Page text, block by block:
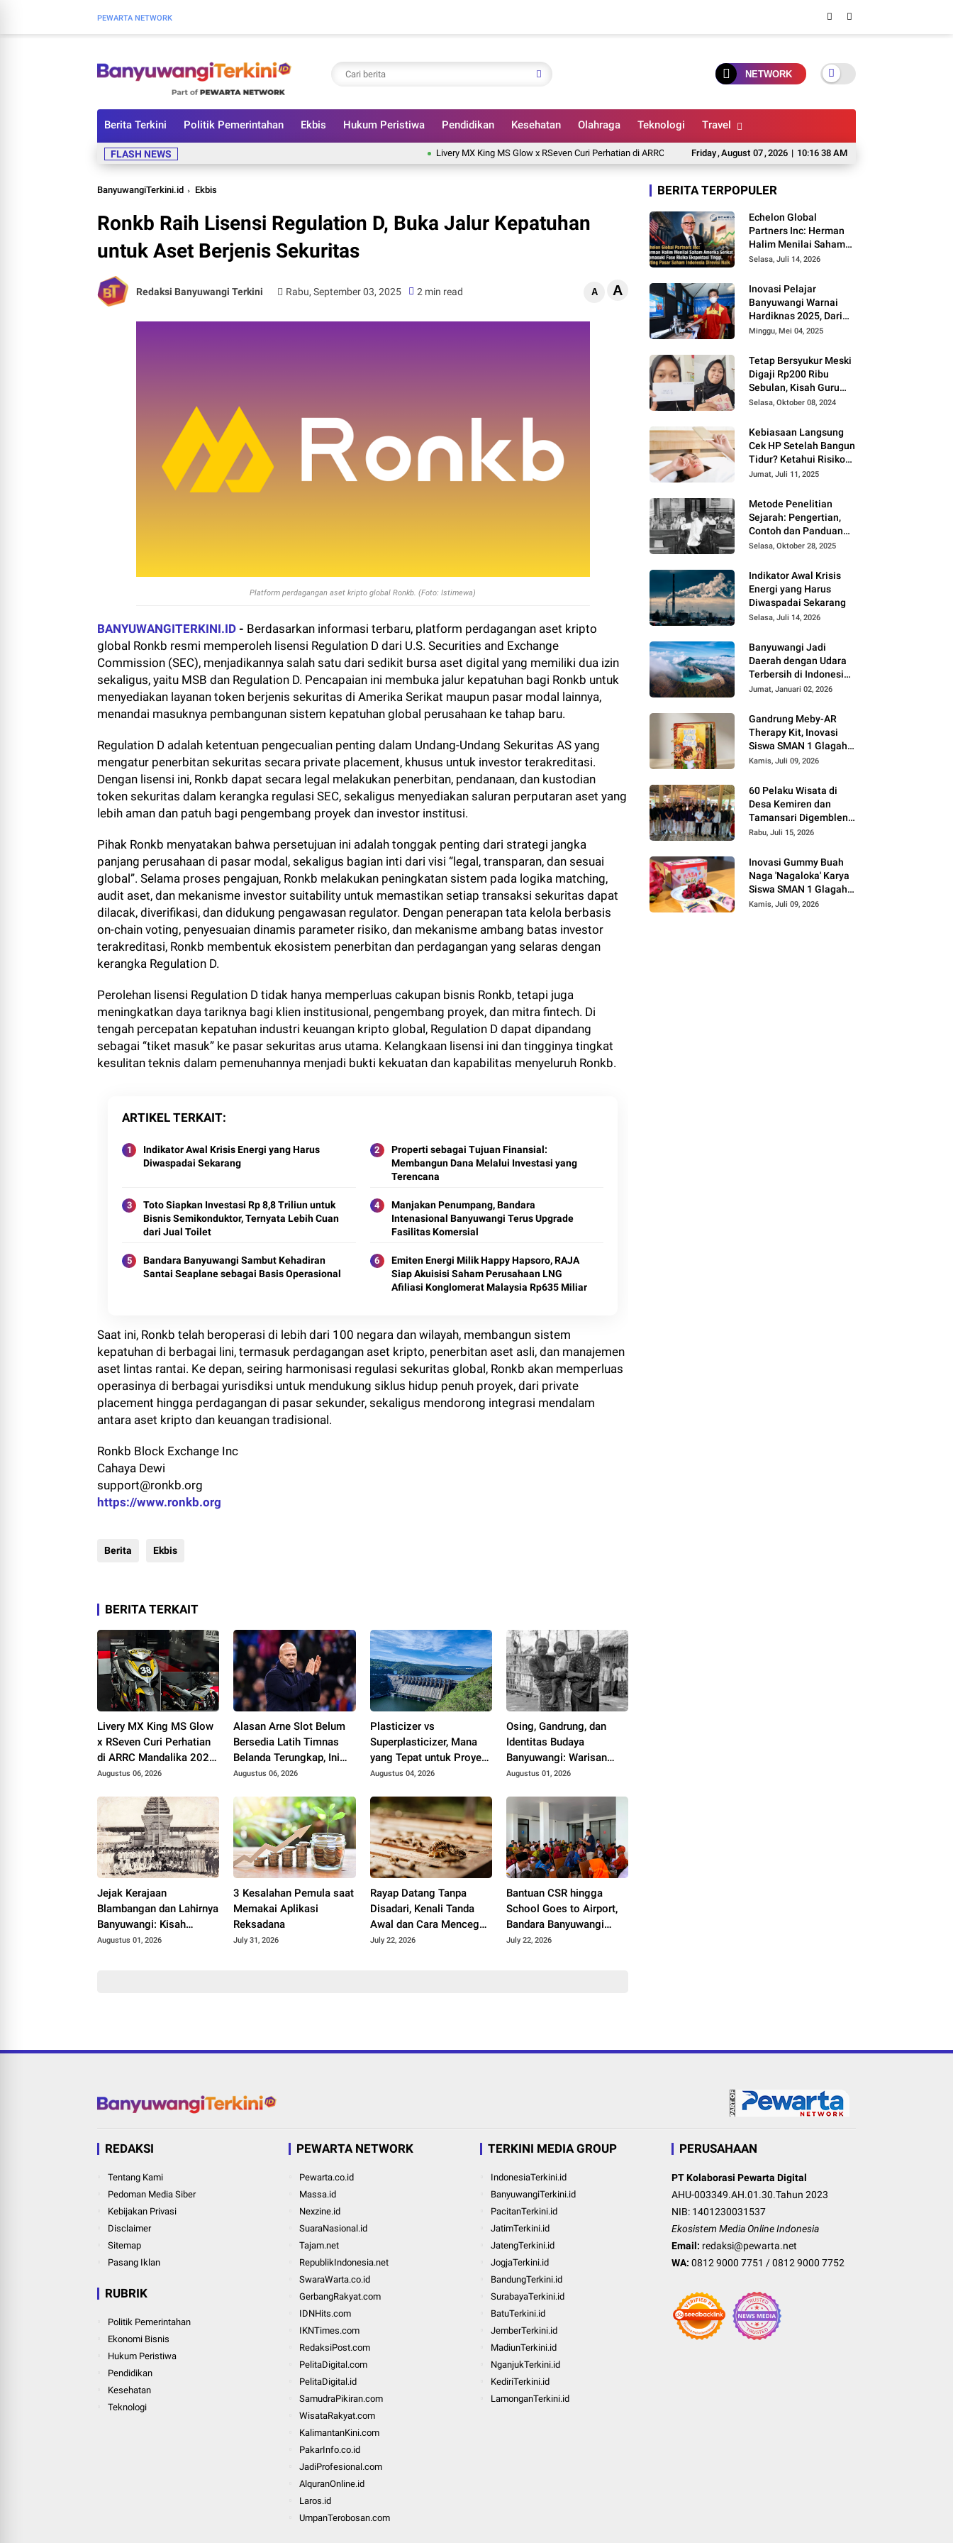
PEWARTA NETWORK
NETWORK
Berita Terkini Politik Pemerintahan Ekbis Hukum Peristiwa Pendidikan Kesehatan Olahraga Teknologi Travel
Friday,August 07,2026 | 10:16 38 AM
FLASH NEWS Livery MX King MS Glow x RSeven Curi Perhatian di ARRC Mandalika 2026, Wawan Wello Siap Bertarung Alasan Arne Slot Belum
BanyuwangiTerkini.id Ekbis
Ronkb Raih Lisensi Regulation D, Buka Jalur Kepatuhan
untuk Aset Berjenis Sekuritas
Redaksi Banyuwangi Terkini Rabu, September 03, 2025 2 min read A A
Platform perdagangan aset kripto global Ronkb. (Foto: Istimewa)
BANYUWANGITERKINI.ID - Berdasarkan informasi terbaru, platform perdagangan aset kripto
global Ronkb resmi memperoleh lisensi Regulation D dari U.S. Securities and Exchange
Commission (SEC), menjadikannya salah satu dari sedikit bursa aset digital yang memiliki dua izin
sekaligus, yaitu MSB dan Regulation D. Pencapaian ini membuka jalur kepatuhan bagi Ronkb untuk
menyediakan layanan token berjenis sekuritas di Amerika Serikat maupun pasar modal lainnya,
menandai masuknya pembangunan sistem kepatuhan global perusahaan ke tahap baru.
Regulation D adalah ketentuan pengecualian penting dalam Undang-Undang Sekuritas AS yang
mengatur penerbitan sekuritas secara private placement, khusus untuk investor terakreditasi.
Dengan lisensi ini, Ronkb dapat secara legal melakukan penerbitan, pendanaan, dan kustodian
token sekuritas dalam kerangka regulasi SEC, sekaligus menyediakan saluran perputaran aset yang
lebih aman dan patuh bagi pengembang proyek dan investor institusi.
Pihak Ronkb menyatakan bahwa persetujuan ini adalah tonggak penting dari strategi jangka
panjang perusahaan di pasar modal, sekaligus bagian inti dari visi “legal, transparan, dan sesuai
global”. Selama proses pengajuan, Ronkb melakukan peningkatan sistem pada logika matching,
audit aset, dan mekanisme investor suitability untuk memastikan setiap transaksi sekuritas dapat
dilacak, diverifikasi, dan didukung pengawasan regulator. Dengan penerapan tata kelola berbasis
on-chain voting, penyesuaian dinamis parameter risiko, dan mekanisme ambang batas investor
terakreditasi, Ronkb membentuk ekosistem penerbitan dan perdagangan yang selaras dengan
kerangka Regulation D.
Perolehan lisensi Regulation D tidak hanya memperluas cakupan bisnis Ronkb, tetapi juga
meningkatkan daya tariknya bagi klien institusional, pengembang proyek, dan mitra fintech. Di
tengah percepatan kepatuhan industri keuangan kripto global, Regulation D dapat dipandang
sebagai “tiket masuk” ke pasar sekuritas arus utama. Kelangkaan lisensi ini dan tingginya tingkat
kesulitan teknis dalam pemenuhannya menjadi bukti kekuatan dan kapabilitas menyeluruh Ronkb.
ARTIKEL TERKAIT
Indikator Awal Krisis Energi yang Harus
Diwaspadai Sekarang
Properti sebagai Tujuan Finansial:
Membangun Dana Melalui Investasi yang
Terencana
Toto Siapkan Investasi Rp 8,8 Triliun untuk
Bisnis Semikonduktor, Ternyata Lebih Cuan
dari Jual Toilet
Manjakan Penumpang, Bandara
Intenasional Banyuwangi Terus Upgrade
Fasilitas Komersial
Bandara Banyuwangi Sambut Kehadiran
Santai Seaplane sebagai Basis Operasional
Emiten Energi Milik Happy Hapsoro, RAJA
Siap Akuisisi Saham Perusahaan LNG
Afiliasi Konglomerat Malaysia Rp635 Miliar
Saat ini, Ronkb telah beroperasi di lebih dari 100 negara dan wilayah, membangun sistem
kepatuhan di berbagai lini, termasuk perdagangan aset kripto, penerbitan aset asli, dan manajemen
aset lintas rantai. Ke depan, seiring harmonisasi regulasi sekuritas global, Ronkb akan memperluas
operasinya di berbagai yurisdiksi untuk mendukung siklus hidup penuh proyek, dari private
placement hingga perdagangan di pasar sekunder, sekaligus mendorong integrasi mendalam
antara aset kripto dan keuangan tradisional.
Ronkb Block Exchange Inc
Cahaya Dewi
support@ronkb.org
https://www.ronkb.org
Berita Ekbis
BERITA TERKAIT
Livery MX King MS Glow
x RSeven Curi Perhatian
di ARRC Mandalika 2026,
Wawan Wello Siap
Augustus 06, 2026
Alasan Arne Slot Belum
Bersedia Latih Timnas
Belanda Terungkap, Ini
Pertimbangannya
Augustus 06, 2026
Plasticizer vs
Superplasticizer, Mana
yang Tepat untuk Proyek
Anda?
Augustus 04, 2026
Osing, Gandrung, dan
Identitas Budaya
Banyuwangi: Warisan
Blambangan yang Tetap
Augustus 01, 2026
Jejak Kerajaan
Blambangan dan Lahirnya
Banyuwangi: Kisah
Kerajaan Hindu Terakhir
Augustus 01, 2026
3 Kesalahan Pemula saat
Memakai Aplikasi
Reksadana
July 31, 2026
Rayap Datang Tanpa
Disadari, Kenali Tanda
Awal dan Cara Mencegah
Kerusakan Sebelum
July 22, 2026
Bantuan CSR hingga
School Goes to Airport,
Bandara Banyuwangi
Hadirkan Keceriaan Hari
July 22, 2026
BERITA TERPOPULER
Echelon Global
Partners Inc: Herman
Halim Menilai Saham
Amerika Serikat
Ekspektasi Tinggi,
Rating Pasar Saham
Indonesia Direvisi Naik
Selasa, Juli 14, 2026
Inovasi Pelajar
Banyuwangi Warnai
Hardiknas 2025, Dari
Smart Home hingga
Minggu, Mei 04, 2025
Tetap Bersyukur Meski
Digaji Rp200 Ribu
Sebulan, Kisah Guru
Honorer di Banyuwangi
Selasa, Oktober 08, 2024
Kebiasaan Langsung
Cek HP Setelah Bangun
Tidur? Ketahui Risiko
Kesehatannya Menurut
Jumat, Juli 11, 2025
Metode Penelitian
Sejarah: Pengertian,
Contoh dan Panduan
Lengkapnya
Selasa, Oktober 28, 2025
Indikator Awal Krisis
Energi yang Harus
Diwaspadai Sekarang
Selasa, Juli 14, 2026
Banyuwangi Jadi
Daerah dengan Udara
Terbersih di Indonesia,
Destinasi Wisata Sehat
Jumat, Januari 02, 2026
Gandrung Meby-AR
Therapy Kit, Inovasi
Siswa SMAN 1 Glagah
untuk Terapi Motorik
Budaya Banyuwangi
Kamis, Juli 09, 2026
60 Pelaku Wisata di
Desa Kemiren dan
Tamansari Digembleng
InJourney Hospitality
Rabu, Juli 15, 2026
Inovasi Gummy Buah
Naga 'Nagaloka' Karya
Siswa SMAN 1 Glagah,
Angkat Potensi Lokal
Kamis, Juli 09, 2026
REDAKSI
Tentang Kami
Pedoman Media Siber
Kebijakan Privasi
Disclaimer
Sitemap
Pasang Iklan
RUBRIK
Politik Pemerintahan
Ekonomi Bisnis
Hukum Peristiwa
Pendidikan
Kesehatan
Teknologi
PEWARTA NETWORK
Pewarta.co.id
Massa.id
Nexzine.id
SuaraNasional.id
Tajam.net
RepublikIndonesia.net
SwaraWarta.co.id
GerbangRakyat.com
IDNHits.com
IKNTimes.com
RedaksiPost.com
PelitaDigital.com
PelitaDigital.id
SamudraPikiran.com
WisataRakyat.com
KalimantanKini.com
PakarInfo.co.id
JadiProfesional.com
AlquranOnline.id
Laros.id
UmpanTerobosan.com
TERKINI MEDIA GROUP
IndonesiaTerkini.id
BanyuwangiTerkini.id
PacitanTerkini.id
JatimTerkini.id
JatengTerkini.id
JogjaTerkini.id
BandungTerkini.id
SurabayaTerkini.id
BatuTerkini.id
JemberTerkini.id
MadiunTerkini.id
NganjukTerkini.id
KediriTerkini.id
LamonganTerkini.id
PERUSAHAAN
PT Kolaborasi Pewarta Digital
AHU-003349.AH.01.30.Tahun 2023
NIB: 1401230031537
Ekosistem Media Online Indonesia
Email: redaksi@pewarta.net
WA: 0812 9000 7751 /0812 9000 7752